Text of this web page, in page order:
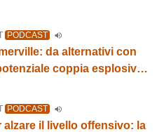
PODCAST
da alternativi con
coppia esplosiva
PODCAST
alzare il livello offensivo: la